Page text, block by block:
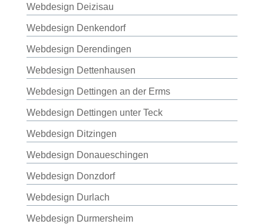
Webdesign Deizisau
Webdesign Denkendorf
Webdesign Derendingen
Webdesign Dettenhausen
Webdesign Dettingen an der Erms
Webdesign Dettingen unter Teck
Webdesign Ditzingen
Webdesign Donaueschingen
Webdesign Donzdorf
Webdesign Durlach
Webdesign Durmersheim